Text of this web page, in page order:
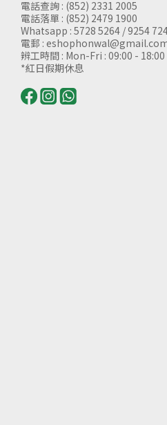
電話查詢 : (852) 2331 2005
電話落單 : (852) 2479 1900
Whatsapp : 5728 5264 / 9254
電郵 :
辨工時間 : Mon-Fri : 09:00 - 18:00
*紅日假期休息